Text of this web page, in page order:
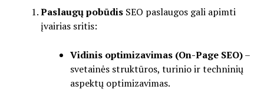
Paslaugų pobūdisSEO paslaugos gali apimti
įvairias sritis:
Vidinis optimizavimas (On-Page SEO)–
svetainės struktūros, turinio ir techninių
aspektų optimizavimas.